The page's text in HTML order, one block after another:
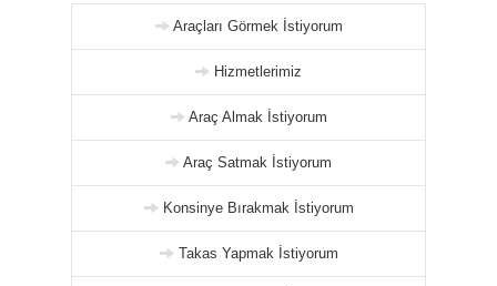
Araçları Görmek İstiyorum
Hizmetlerimiz
Araç Almak İstiyorum
Araç Satmak İstiyorum
Konsinye Bırakmak İstiyorum
Takas Yapmak İstiyorum